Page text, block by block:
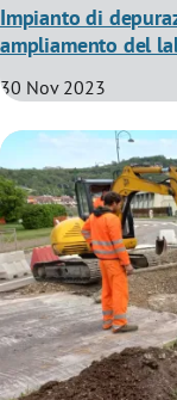
Impianto di
ampliamento del
30 Nov 2023